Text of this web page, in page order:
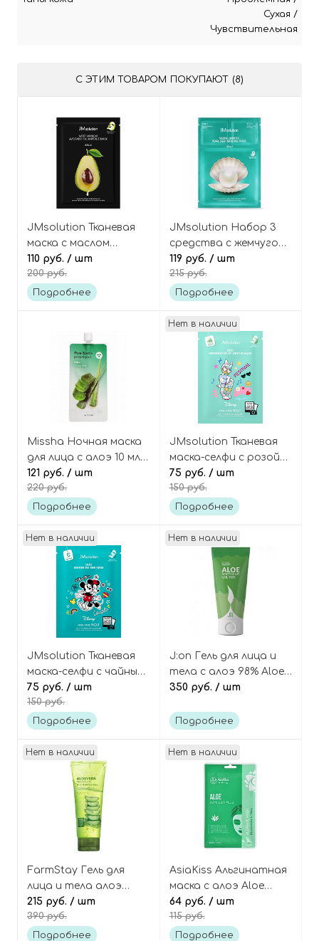
Сухая /
Чувствительная
С ЭТИМ ТОВАРОМ ПОКУПАЮТ (8)
JMsolution Тканевая
маска с маслом
авокадо Water
luminous avocado oil
ampoule mask
110 руб. / шт
200 руб.
Подробнее
JMsolution Набор 3
средства с жемчугом:
эссенция, тканевая
маска и крем Marine
Luminous Pearl Deep
119 руб. / шт
215 руб.
Подробнее
Missha Ночная маска
для лица с алоэ 10 мл
Pure source pocket
pack aloe
121 руб. / шт
220 руб.
Подробнее
Нет в наличии
JMsolution Тканевая
маска-селфи с розой
иерихона Disney
collection selfie barrier
rose of jerico
75 руб. / шт
150 руб.
Подробнее
Нет в наличии
JMsolution Тканевая
маска-селфи с чайным
деревом Disney
collection selfie barrier
tea tree mask
75 руб. / шт
150 руб.
Подробнее
Нет в наличии
J:on Гель для лица и
тела с алоэ 98% Aloe
soothing gel
350 руб. / шт
Подробнее
Нет в наличии
FarmStay Гель для
лица и тела алоэ
увлажняющий La
Ferme aloevera
moisture soothing gel
215 руб. / шт
390 руб.
Подробнее
Нет в наличии
AsiaKiss Альгинатная
маска с алоэ Aloe
alginate mask
64 руб. / шт
115 руб.
Подробнее